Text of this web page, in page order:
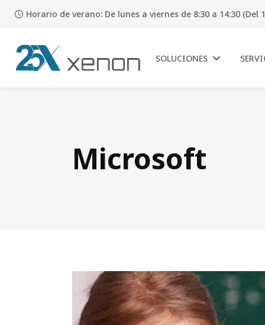
Horario de verano: De lunes a viernes de 8:30 a 14:30 (Del
SOLUCIONES
Microsoft